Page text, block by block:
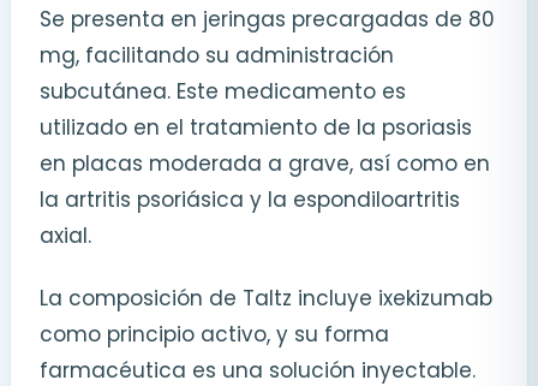
Se presenta en jeringas precargadas de 80
mg, facilitando su administración
subcutánea. Este medicamento es
utilizado en el tratamiento de la psoriasis
en placas moderada a grave, así como en
la artritis psoriásica y la espondiloartritis
axial.
La composición de Taltz incluye ixekizumab
como principio activo, y su forma
farmacéutica es una solución inyectable.